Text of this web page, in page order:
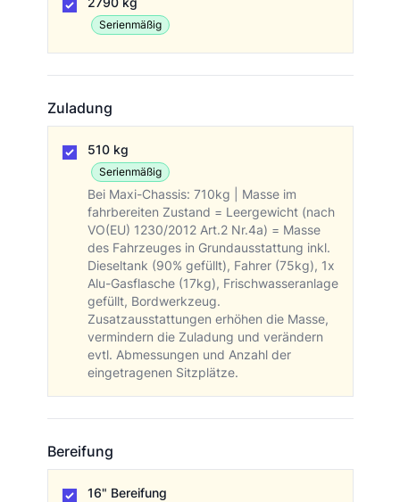
Serienmäßig
Zuladung
510 kg
Serienmäßig
Bei Maxi-Chassis: 710kg | Masse im
fahrbereiten Zustand = Leergewicht (nach
VO(EU) 1230/2012 Art.2 Nr.4a) = Masse
des Fahrzeuges in Grundausstattung inkl.
Dieseltank (90% gefüllt), Fahrer (75kg), 1x
Alu-Gasflasche (17kg), Frischwasseranlage
gefüllt, Bordwerkzeug.
Zusatzausstattungen erhöhen die Masse,
vermindern die Zuladung und verändern
evtl. Abmessungen und Anzahl der
eingetragenen Sitzplätze.
Bereifung
16" Bereifung